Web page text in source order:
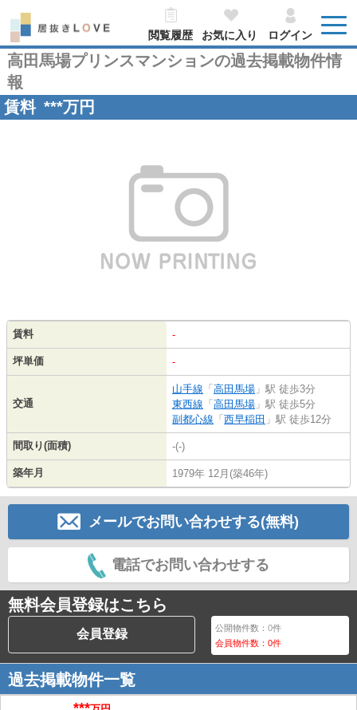
閲覧履歴 お気に入り ログイン
高田馬場プリンスマンションの過去掲載物件情
報
賃料 ***万円
賃料 -
坪単価 -
交通
山手線 「 高田馬場 」駅 徒歩3分
東西線 「 高田馬場 」駅 徒歩5分
副都心線 「 西早稲田 」駅 徒歩12分
間取り(面積) -(-)
築年月 1979年 12月(築46年)
メールでお問い合わせする(無料)
電話でお問い合わせする
無料会員登録はこちら
会員登録 公開物件数：0件
会員物件数：0件
過去掲載物件一覧